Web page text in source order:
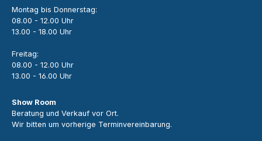
Montag bis Donnerstag:
08.00 - 12.00 Uhr
13.00 - 18.00 Uhr
Freitag:
08.00 - 12.00 Uhr
13.00 - 16.00 Uhr
Show Room
Beratung und Verkauf vor Ort.
Wir bitten um vorherige Terminvereinbarung.